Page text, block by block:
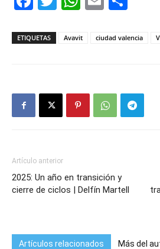
ETIQUETAS Avavit ciudad valencia
Artículo anterior
2025: Un año en transición y
cierre de ciclos | Delfín Martell
Artículos relacionados Más del